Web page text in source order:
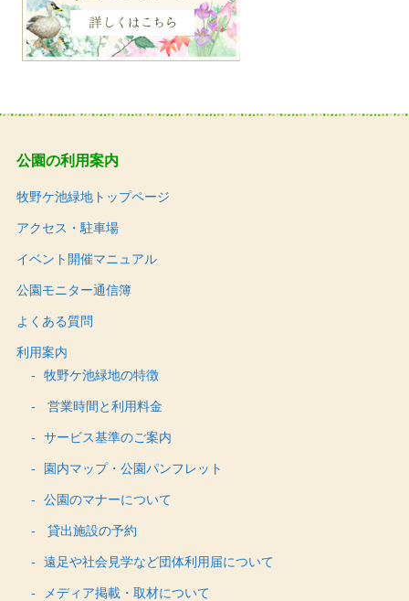
公園の利用案内
牧野ケ池緑地トップページ
アクセス・駐車場
イベント開催マニュアル
公園モニター通信簿
よくある質問
利用案内
牧野ケ池緑地の特徴
営業時間と利用料金
サービス基準のご案内
園内マップ・公園パンフレット
公園のマナーについて
貸出施設の予約
遠足や社会見学など団体利用届について
メディア掲載・取材について